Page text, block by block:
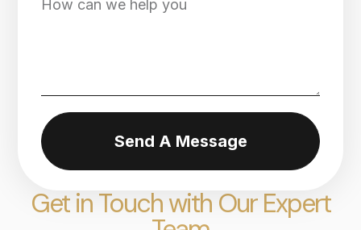
Get in Touch with Our Expert
Send A Message